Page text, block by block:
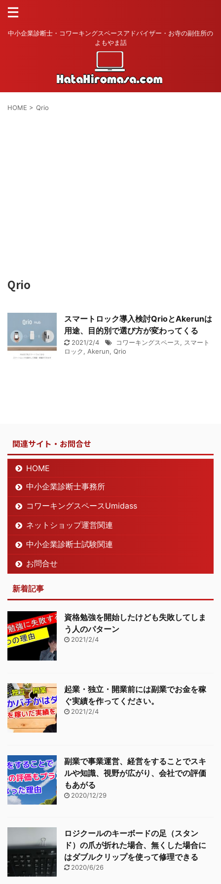
中小企業診断士・コワーキングスペースアドバイザー・お寺の副住所の
よもやま話
HOME > Qrio
Qrio
スマートロック導入検討QrioとAkerunは
用途、目的別で選び方が変わってくる
2021/2/4 コワーキングスペース, スマート
ロック, Akerun, Qrio
関連サイト・お問合せ
HOME
中小企業診断士事務所
コワーキングスペースUmidass
ネットショップ運営関連
中小企業診断士試験関連
お問合せ
新着記事
資格勉強を開始したけども失敗してしま
う人のパターン
2021/2/4
起業・独立・開業前には副業でお金を稼
ぐ実績を作ってください。
2021/2/4
副業で事業運営、経営をすることでスキ
ルや知識、視野が広がり、会社での評価
もあがる
2020/12/29
ロジクールのキーボードの足（スタン
ド）の爪が折れた場合、無くした場合に
はダブルクリップを使って修理できる
2020/6/26